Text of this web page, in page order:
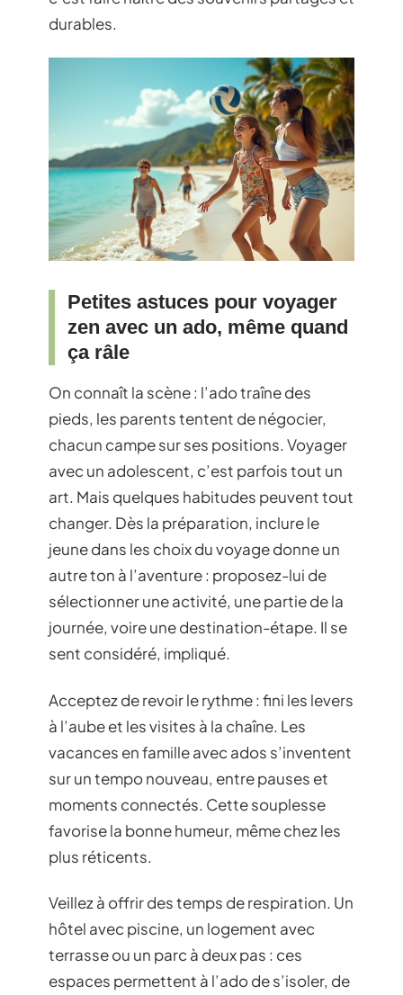
durables.
Petites astuces pour voyager
zen avec un ado, même quand
ça râle
On connaît la scène : l’ado traîne des
pieds, les parents tentent de négocier,
chacun campe sur ses positions. Voyager
avec un adolescent, c’est parfois tout un
art. Mais quelques habitudes peuvent tout
changer. Dès la préparation, inclure le
jeune dans les choix du voyage donne un
autre ton à l’aventure : proposez-lui de
sélectionner une activité, une partie de la
journée, voire une destination-étape. Il se
sent considéré, impliqué.
Acceptez de revoir le rythme : fini les levers
à l’aube et les visites à la chaîne. Les
vacances en famille avec ados s’inventent
sur un tempo nouveau, entre pauses et
moments connectés. Cette souplesse
favorise la bonne humeur, même chez les
plus réticents.
Veillez à offrir des temps de respiration. Un
hôtel avec piscine, un logement avec
terrasse ou un parc à deux pas : ces
espaces permettent à l’ado de s’isoler, de